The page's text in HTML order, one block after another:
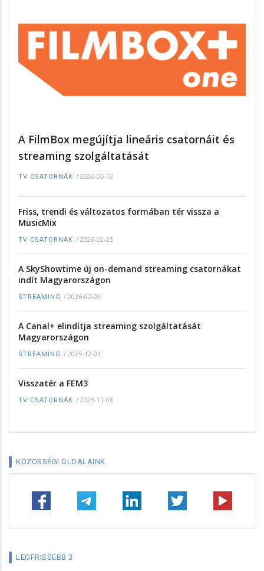
A FilmBox megújítja lineáris csatornáit és
streaming szolgáltatását
TV CSATORNÁK / 2026-05-13
Friss, trendi és változatos formában tér vissza a
MusicMix
TV CSATORNÁK / 2026-02-25
A SkyShowtime új on-demand streaming csatornákat
indít Magyarországon
STREAMING / 2026-02-03
A Canal+ elindítja streaming szolgáltatását
Magyarországon
STREAMING / 2025-12-01
Visszatér a FEM3
TV CSATORNÁK / 2025-11-06
KÖZÖSSÉGI OLDALAINK
LEGFRISSEBB 3